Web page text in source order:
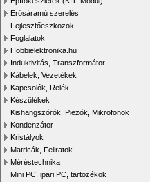
Erősáramú szerelés
Fejlesztőeszközök
Foglalatok
Hobbielektronika.hu
Induktivitás, Transzformátor
Kábelek, Vezetékek
Kapcsolók, Relék
Készülékek
Kishangszórók, Piezók, Mikrofonok
Kondenzátor
Kristályok
Matricák, Feliratok
Méréstechnika
Mini PC, ipari PC, tartozékok